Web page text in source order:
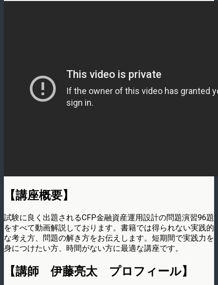
【講座概要】
試験に良く出題されるCFP金融資産運用設計の問題演習96題
をすべて動画解説しております。書籍では得られない実践的
な考え方、問題の解き方をお伝えします。短期間で実践力を
身につけたい方、時間がない方に最適な講座です。
【講師 伊藤亮太 プロフィール】